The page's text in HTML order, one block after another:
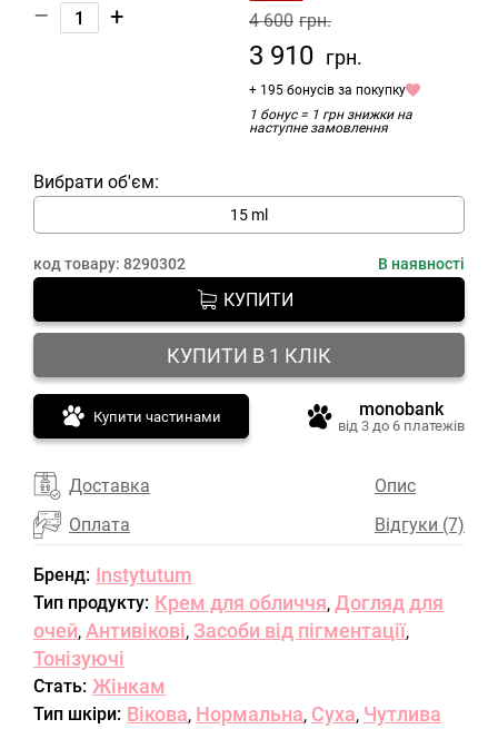
– + 4 600 грн.
3 910 грн.
+ 195 бонусів за покупку
1 бонус = 1 грн знижки на
наступне замовлення
Вибрати об'єм:
15 ml
код товару: 8290302 В наявності
КУПИТИ
КУПИТИ В 1 КЛІК
Купити частинами monobank
від 3 до 6 платежів
Доставка
Оплата
Опис
Відгуки (7)
Бренд: Instytutum
Тип продукту: Крем для обличчя, Догляд для
очей, Антивікові, Засоби від пігментації,
Тонізуючі
Стать: Жінкам
Тип шкіри: Вікова, Нормальна, Суха, Чутлива